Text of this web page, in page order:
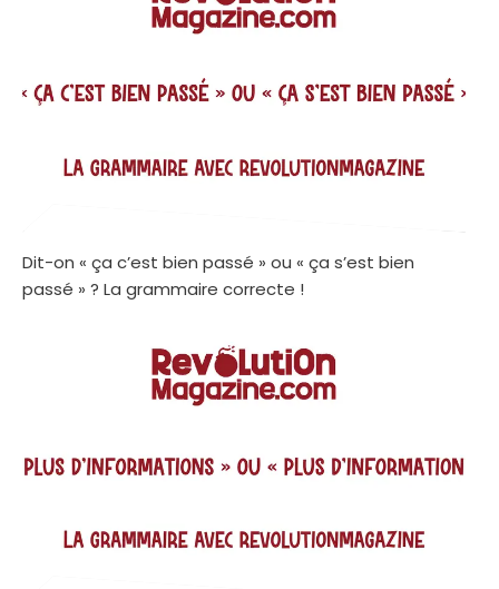
Dit-on « ça c’est bien passé » ou « ça s’est bien
passé » ? La grammaire correcte !